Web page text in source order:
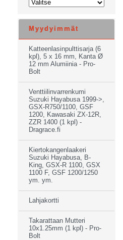
Myydyimmät
Katteenlasinpulttisarja (6
kpl), 5 x 16 mm, Kanta Ø
12 mm Alumiinia - Pro-
Bolt
Venttiilinvarrenkumi
Suzuki Hayabusa 1999->,
GSX-R750/1100, GSF
1200, Kawasaki ZX-12R,
ZZR 1400 (1 kpl) -
Dragrace.fi
Kiertokangenlaakeri
Suzuki Hayabusa, B-
King, GSX-R 1100, GSX
1100 F, GSF 1200/1250
ym. ym.
Lahjakortti
Takarattaan Mutteri
10x1.25mm (1 kpl) - Pro-
Bolt